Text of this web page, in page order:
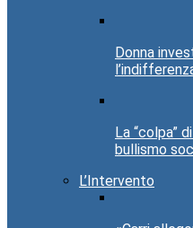
Donna
La “colpa”
bullismo
L’Intervento